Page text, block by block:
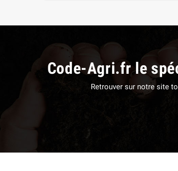
Code-Agri.fr le
Retrouver sur notre site